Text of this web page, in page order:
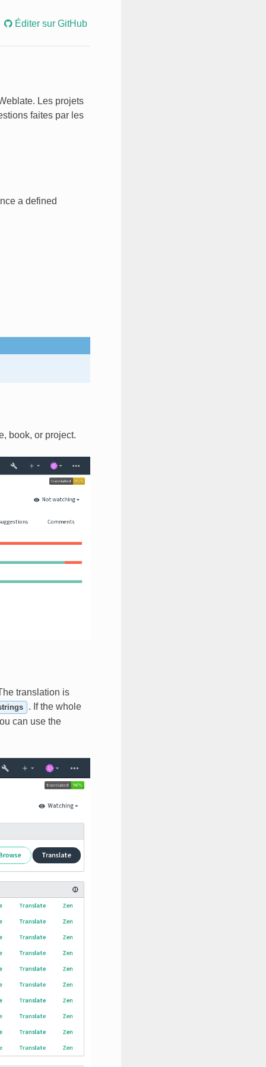
Éditer sur GitHub
Les projets
faites par les
a defined
book, or project.
translation is
. If the whole
can use the